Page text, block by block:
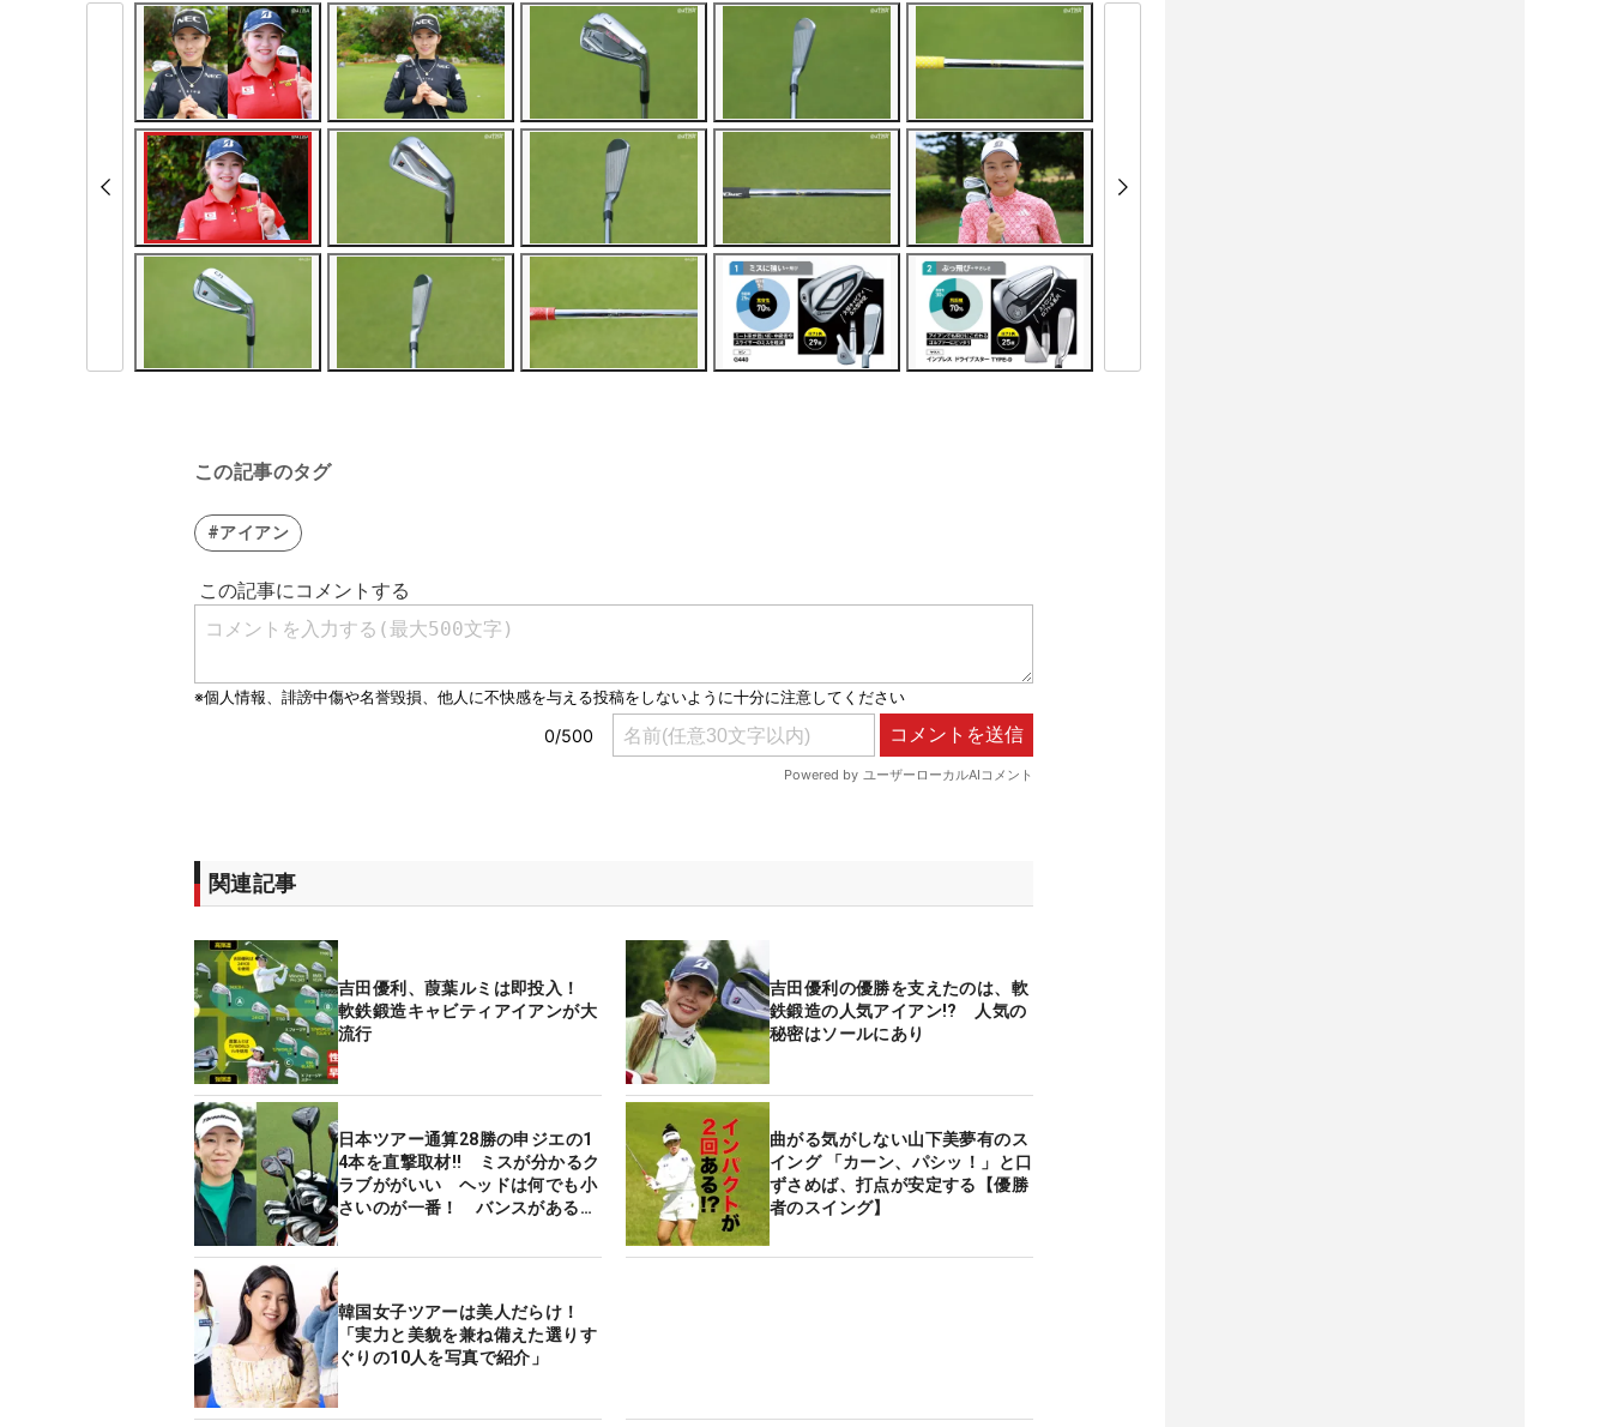
この記事のタグ
#アイアン
関連記事
吉田優利、葭葉ルミは即投入！
軟鉄鍛造キャビティアイアンが大
流行
吉田優利の優勝を支えたのは、軟
鉄鍛造の人気アイアン!? 人気の
秘密はソールにあり
日本ツアー通算28勝の申ジエの1
4本を直撃取材‼ ミスが分かるク
ラブががいい ヘッドは何でも小
さいのが一番！ バンスがあるア
曲がる気がしない山下美夢有のス
イング 「カーン、パシッ！」と口
ずさめば、打点が安定する【優勝
者のスイング】
韓国女子ツアーは美人だらけ！
「実力と美貌を兼ね備えた選りす
ぐりの10人を写真で紹介」